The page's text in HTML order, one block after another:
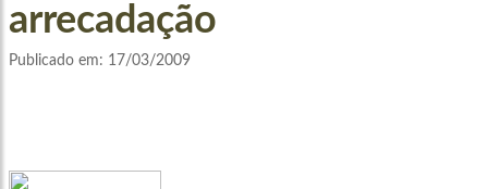
arrecadação
Publicado em: 17/03/2009